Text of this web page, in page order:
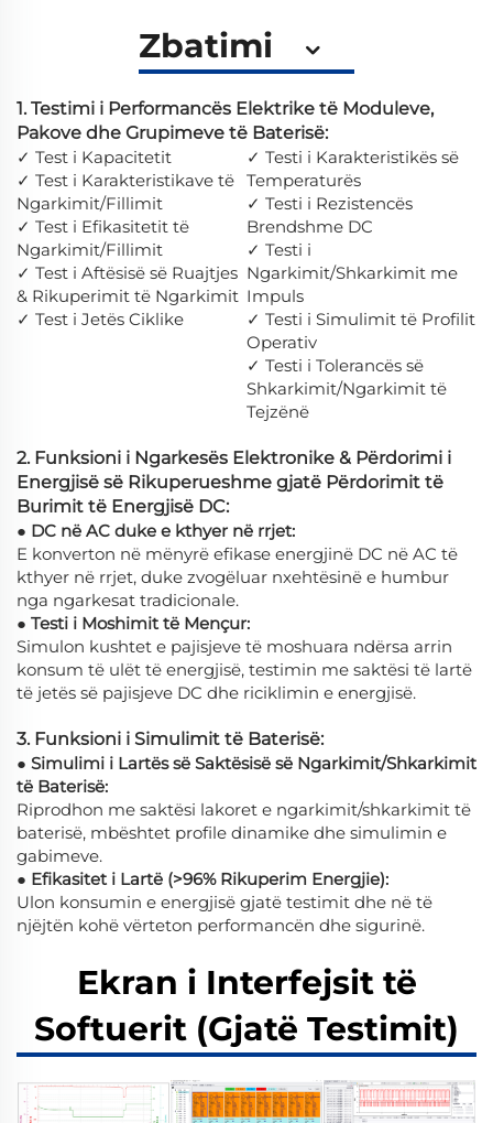
Zbatimi
1. Testimi i Performancës Elektrike të Moduleve,
Pakove dhe Grupimeve të Baterisë:
✓ Test i Kapacitetit
✓ Test i Karakteristikave të
Ngarkimit/Fillimit
✓ Test i Efikasitetit të
Ngarkimit/Fillimit
✓ Test i Aftësisë së Ruajtjes
& Rikuperimit të Ngarkimit
✓ Test i Jetës Ciklike
✓ Testi i Karakteristikës së
Temperaturës
✓ Testi i Rezistencës
Brendshme DC
✓ Testi i
Ngarkimit/Shkarkimit me
Impuls
✓ Testi i Simulimit të Profilit
Operativ
✓ Testi i Tolerancës së
Shkarkimit/Ngarkimit të
Tejzënë
2. Funksioni i Ngarkesës Elektronike & Përdorimi i
Energjisë së Rikuperueshme gjatë Përdorimit të
Burimit të Energjisë DC:
● DC në AC duke e kthyer në rrjet:
E konverton në mënyrë efikase energjinë DC në AC të
kthyer në rrjet, duke zvogëluar nxehtësinë e humbur
nga ngarkesat tradicionale.
● Testi i Moshimit të Mençur:
Simulon kushtet e pajisjeve të moshuara ndërsa arrin
konsum të ulët të energjisë, testimin me saktësi të lartë
të jetës së pajisjeve DC dhe riciklimin e energjisë.
3. Funksioni i Simulimit të Baterisë:
● Simulimi i Lartës së Saktësisë së Ngarkimit/Shkarkimit
të Baterisë:
Riprodhon me saktësi lakoret e ngarkimit/shkarkimit të
baterisë, mbështet profile dinamike dhe simulimin e
gabimeve.
● Efikasitet i Lartë (>96% Rikuperim Energjie):
Ulon konsumin e energjisë gjatë testimit dhe në të
njëjtën kohë vërteton performancën dhe sigurinë.
Ekran i Interfejsit të
Softuerit (Gjatë Testimit)